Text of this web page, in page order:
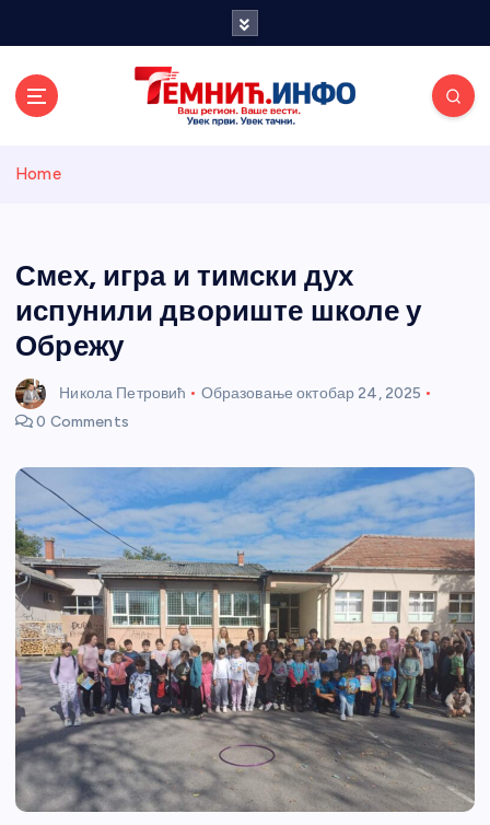
и портал
Home
Смех, игра и тимски дух
испунили двориште школе у
Обрежу
Никола Петровић Образовање октобар 24, 2025
0 Comments